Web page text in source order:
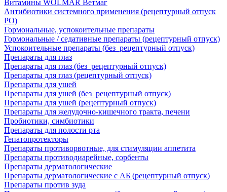
Витамины WOLMAR Ветмаг
Антибиотики системного применения (рецептурный отпуск
РО)
Гормональные, успокоительные препараты
Гормональные / седативные препараты (рецептурный отпуск)
Успокоительные препараты (без_рецептурный отпуск)
Препараты для глаз
Препараты для глаз (без_рецептурный отпуск)
Препараты для глаз (рецептурный отпуск)
Препараты для ушей
Препараты для ушей (без_рецептурный отпуск)
Препараты для ушей (рецептурный отпуск)
Препараты для желудочно-кишечного тракта, печени
Пробиотики, симбиотики
Препараты для полости рта
Гепатопротекторы
Препараты противорвотные, для стимуляции аппетита
Препараты противодиарейные, сорбенты
Препараты дерматологические
Препараты дерматологические с АБ (рецептурный отпуск)
Препараты против зуда